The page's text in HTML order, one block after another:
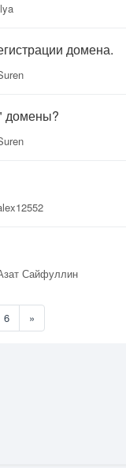
домена.
домены?
Сайфуллин
6 »